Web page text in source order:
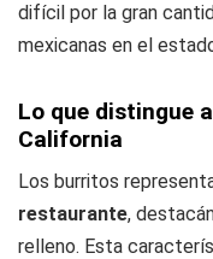
difícil por la gran
mexicanas en el
Lo que distingue
California
Los burritos
restaurante,
relleno. Esta